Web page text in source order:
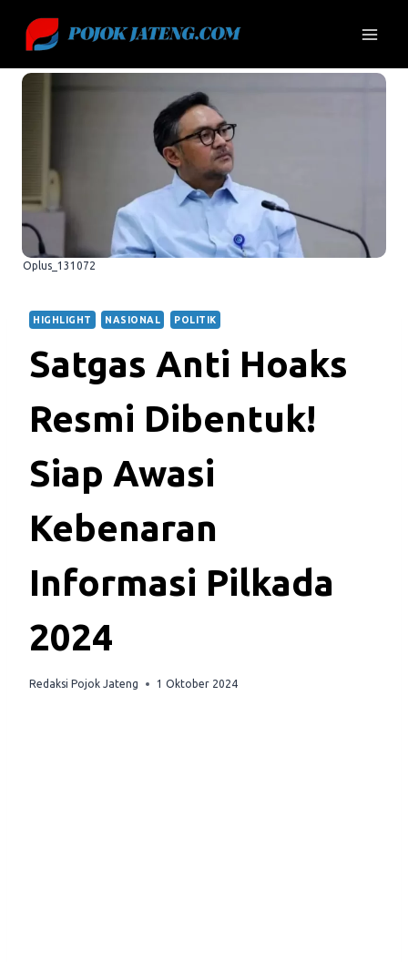
content
Oplus_131072
HIGHLIGHT NASIONAL POLITIK
Satgas Anti Hoaks
Resmi Dibentuk!
Siap Awasi
Kebenaran
Informasi Pilkada
2024
Redaksi Pojok Jateng 1 Oktober 2024